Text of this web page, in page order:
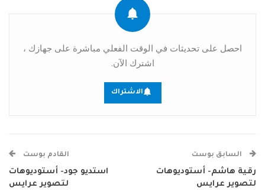
احصل على تحديثات في الوقت الفعلي مباشرة على جهازك ،
اشترك الآن.
الاشتراك
السابق بوست
رقية هاشم- أستوديوهات
لتصوير عرايس
القادم بوست
استديو جود- أستوديوهات
لتصوير عرايس